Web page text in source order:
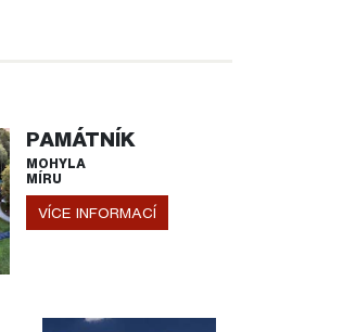
PAMÁTNÍK
MOHYLA
MÍRU
VÍCE INFORMACÍ